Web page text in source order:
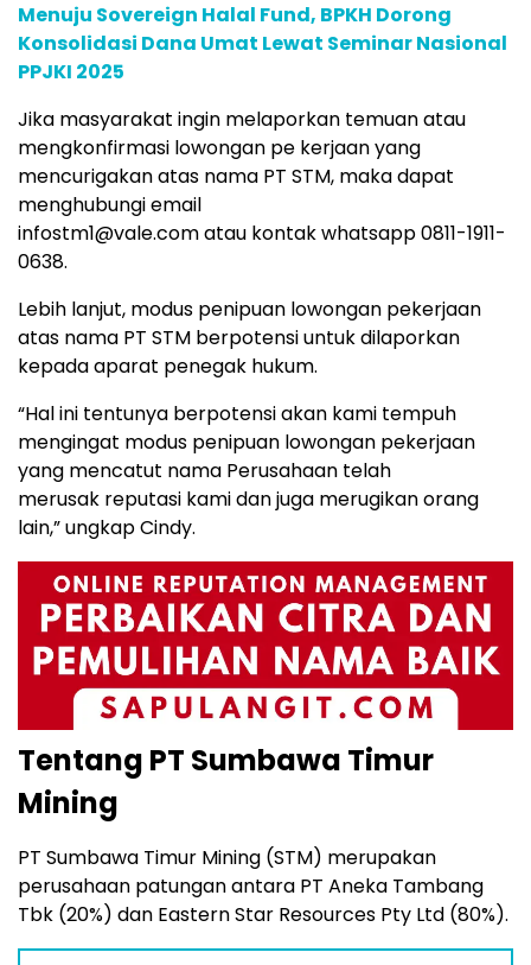
Menuju Sovereign Halal Fund, BPKH Dorong
Konsolidasi Dana Umat Lewat Seminar Nasional
PPJKI 2025
Jika masyarakat ingin melaporkan temuan atau
mengkonfirmasi lowongan pe kerjaan yang
mencurigakan atas nama PT STM, maka dapat
menghubungi email
infostm1@vale.com atau kontak whatsapp 0811-1911-
0638.
Lebih lanjut, modus penipuan lowongan pekerjaan
atas nama PT STM berpotensi untuk dilaporkan
kepada aparat penegak hukum.
“Hal ini tentunya berpotensi akan kami tempuh
mengingat modus penipuan lowongan pekerjaan
yang mencatut nama Perusahaan telah
merusak reputasi kami dan juga merugikan orang
lain,” ungkap Cindy.
Tentang PT Sumbawa Timur
Mining
PT Sumbawa Timur Mining (STM) merupakan
perusahaan patungan antara PT Aneka Tambang
Tbk (20%) dan Eastern Star Resources Pty Ltd (80%).